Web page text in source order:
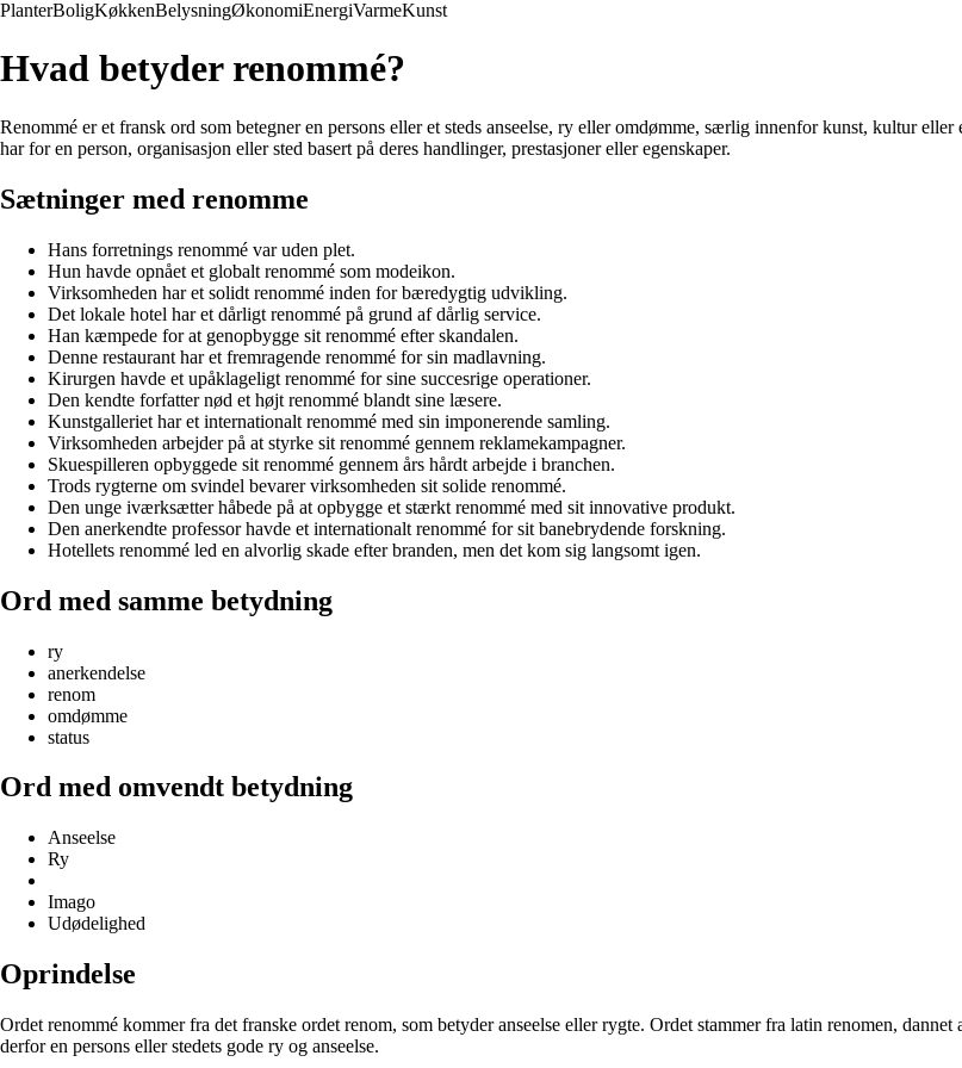
PlanterBoligKøkkenBelysningØkonomiEnergiVarmeKunst
Hvad betyder renommé?
Renommé er et fransk ord som betegner en persons eller et steds anseelse, ry eller omdømme, særlig innenfor kunst, kultur
har for en person, organisasjon eller sted basert på deres handlinger, prestasjoner eller egenskaper.
Sætninger med renomme
Hans forretnings renommé var uden plet.
Hun havde opnået et globalt renommé som modeikon.
Virksomheden har et solidt renommé inden for bæredygtig udvikling.
Det lokale hotel har et dårligt renommé på grund af dårlig service.
Han kæmpede for at genopbygge sit renommé efter skandalen.
Denne restaurant har et fremragende renommé for sin madlavning.
Kirurgen havde et upåklageligt renommé for sine succesrige operationer.
Den kendte forfatter nød et højt renommé blandt sine læsere.
Kunstgalleriet har et internationalt renommé med sin imponerende samling.
Virksomheden arbejder på at styrke sit renommé gennem reklamekampagner.
Skuespilleren opbyggede sit renommé gennem års hårdt arbejde i branchen.
Trods rygterne om svindel bevarer virksomheden sit solide renommé.
Den unge iværksætter håbede på at opbygge et stærkt renommé med sit innovative produkt.
Den anerkendte professor havde et internationalt renommé for sit banebrydende forskning.
Hotellets renommé led en alvorlig skade efter branden, men det kom sig langsomt igen.
Ord med samme betydning
ry
anerkendelse
renom
omdømme
status
Ord med omvendt betydning
Anseelse
Ry
Imago
Udødelighed
Oprindelse
Ordet renommé kommer fra det franske ordet renom, som betyder anseelse eller rygte. Ordet stammer fra latin renomen,
derfor en persons eller stedets gode ry og anseelse.